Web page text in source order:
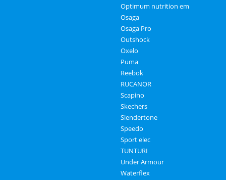
Optimum nutrition em
Osaga
Osaga Pro
Outshock
Oxelo
Puma
Reebok
RUCANOR
Scapino
Skechers
Slendertone
Speedo
Sport elec
TUNTURI
Under Armour
Waterflex